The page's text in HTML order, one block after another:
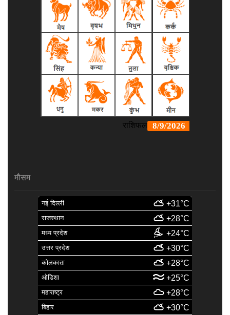
मौसम
नई दिल्ली +31°C
राजस्थान +28°C
मध्य प्रदेश +24°C
उत्तर प्रदेश +30°C
कोलकाता +28°C
ओडिशा +25°C
महाराष्ट्र +28°C
बिहार +30°C